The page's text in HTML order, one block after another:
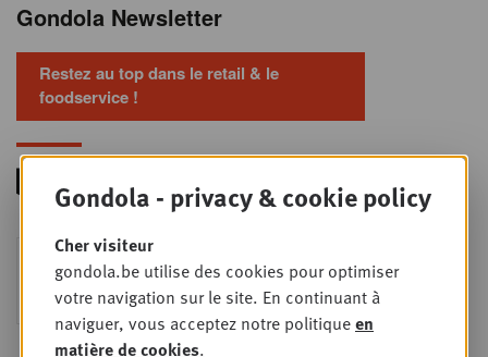
Gondola Newsletter
Restez au top dans le retail & le
foodservice !
9
SEPT
Foodservice - Joint
business planning
Intro to Negotiation: Succes aan de
onderhandelingstafel is geen toeval!
Gondola - privacy & cookie policy
Cher visiteur
gondola.be utilise des cookies pour optimiser
votre navigation sur le site. En continuant à
naviguer, vous acceptez notre politiqueen
matière de cookies.